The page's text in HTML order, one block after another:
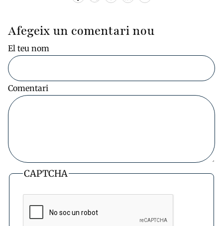
Afegeix un comentari nou
El teu nom
Comentari
CAPTCHA